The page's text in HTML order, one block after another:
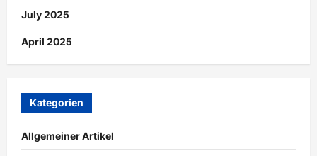
July 2025
April 2025
Kategorien
Allgemeiner Artikel